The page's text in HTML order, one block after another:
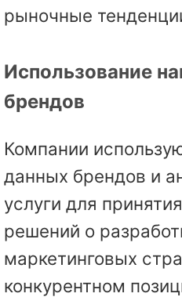
рыночные
Использование
брендов
Компании
данных брендов и
услуги для
решений о
маркетинговых
конкурентном